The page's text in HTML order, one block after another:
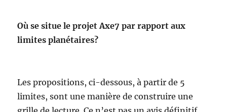
Où se situe le projet Axe7 par rapport aux
limites planétaires?
Les propositions, ci-dessous, à partir de 5
limites, sont une manière de construire une